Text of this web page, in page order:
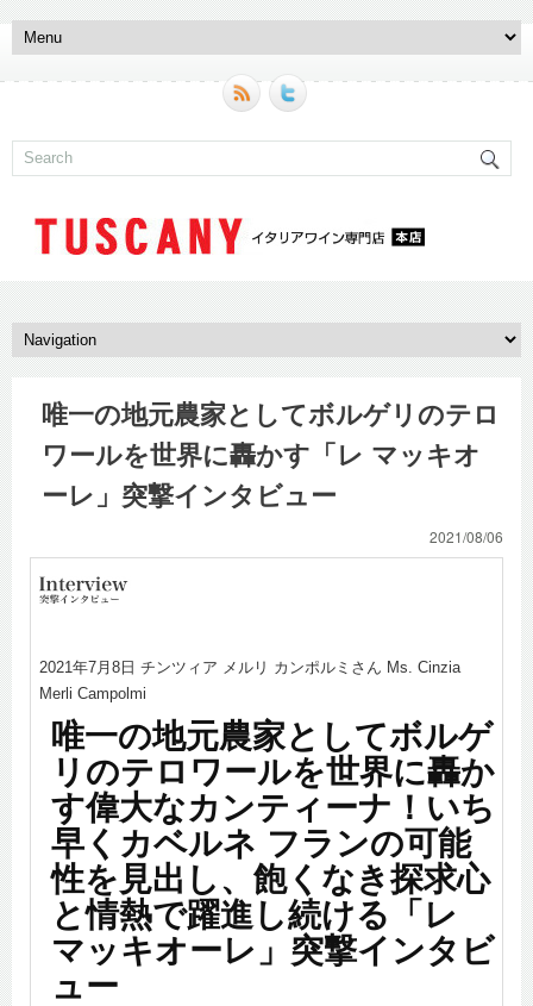
唯一の地元農家としてボルゲリのテロ
ワールを世界に轟かす「レ マッキオ
ーレ」突撃インタビュー
2021/08/06
2021年7月8日 チンツィア メルリ カンポルミさん Ms. Cinzia
Merli Campolmi
唯一の地元農家としてボルゲ
リのテロワールを世界に轟か
す偉大なカンティーナ！いち
早くカベルネ フランの可能
性を見出し、飽くなき探求心
と情熱で躍進し続ける「レ
マッキオーレ」突撃インタビ
ュー